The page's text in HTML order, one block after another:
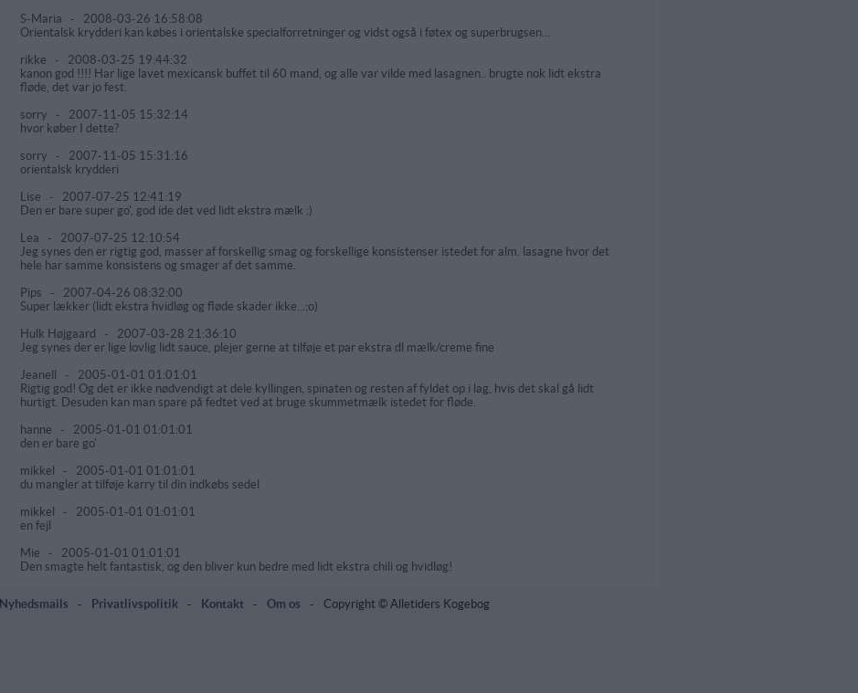
S-Maria
- 2008-03-26 16:58:08
Orientalsk krydderi kan købes i orientalske specialforretninger og vidst også i føtex og superbrugsen...
rikke
- 2008-03-25 19:44:32
kanon god !!!! Har lige lavet mexicansk buffet til 60 mand, og alle var vilde med lasagnen.. brugte nok lidt ekstra
fløde, det var jo fest.
sorry
- 2007-11-05 15:32:14
hvor køber I dette?
sorry
- 2007-11-05 15:31:16
orientalsk krydderi
Lise
- 2007-07-25 12:41:19
Den er bare super go', god ide det ved lidt ekstra mælk :)
Lea
- 2007-07-25 12:10:54
Jeg synes den er rigtig god, masser af forskellig smag og forskellige konsistenser istedet for alm. lasagne hvor det
hele har samme konsistens og smager af det samme.
Pips
- 2007-04-26 08:32:00
Super lækker (lidt ekstra hvidløg og fløde skader ikke...;o)
Hulk Højgaard
- 2007-03-28 21:36:10
Jeg synes der er lige lovlig lidt sauce, plejer gerne at tilføje et par ekstra dl mælk/creme fine
Jeanell
- 2005-01-01 01:01:01
Rigtig god! Og det er ikke nødvendigt at dele kyllingen, spinaten og resten af fyldet op i lag, hvis det skal gå lidt
hurtigt. Desuden kan man spare på fedtet ved at bruge skummetmælk istedet for fløde.
hanne
- 2005-01-01 01:01:01
den er bare go'
mikkel
- 2005-01-01 01:01:01
du mangler at tilføje karry til din indkøbs sedel
mikkel
- 2005-01-01 01:01:01
en fejl
Mie
- 2005-01-01 01:01:01
Den smagte helt fantastisk, og den bliver kun bedre med lidt ekstra chili og hvidløg!
Nyhedsmails - Privatlivspolitik - Kontakt - Om os - Copyright © Alletiders Kogebog